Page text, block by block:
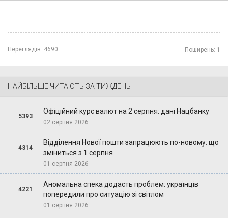
Переглядів: 4690 Поширень: 1
НАЙБІЛЬШЕ ЧИТАЮТЬ ЗА ТИЖДЕНЬ
5393
Офіційний курс валют на 2 серпня: дані Нацбанку
02 серпня 2026
4314
Відділення Нової пошти запрацюють по-новому: що
зміниться з 1 серпня
01 серпня 2026
4221
Аномальна спека додасть проблем: українців
попередили про ситуацію зі світлом
01 серпня 2026